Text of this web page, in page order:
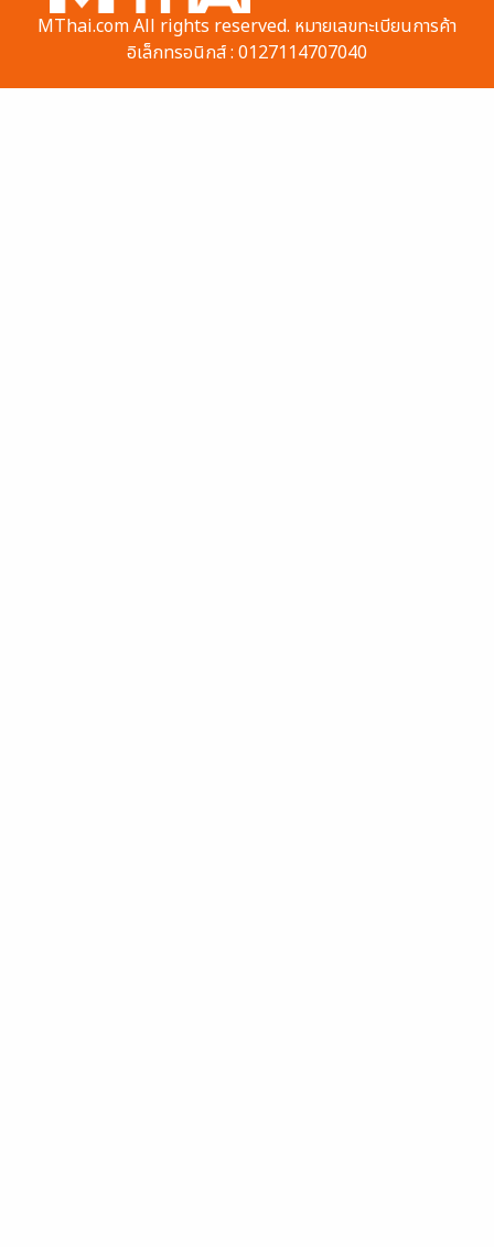
MThai.com All rights reserved. หมายเลขทะเบียนการค้า
อิเล็กทรอนิกส์ : 0127114707040